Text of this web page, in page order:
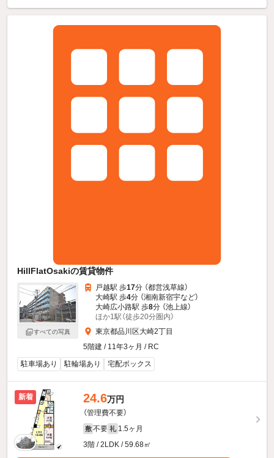
HillFlatOsakiの賃貸物件
すべての写真
戸越駅 歩17分 （都営浅草線）
大崎駅 歩4分 （湘南新宿宇など）
大崎広小路駅 歩8分 （池上線）
ほか1駅（徒歩20分圏内）
東京都品川区大崎2丁目
5階建 / 11年3ヶ月 / RC
駐車場あり
駐輪場あり 宅配ボックス
新着 24.6万円
（管理費不要）
敷 不要 礼 1.5ヶ月
3階 / 2LDK / 59.68㎡